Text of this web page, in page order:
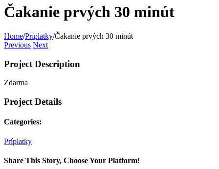
Čakanie prvých 30 minút
Home/Príplatky/Čakanie prvých 30 minút
Previous Next
Project Description
Zdarma
Project Details
Categories:
Príplatky
Share This Story, Choose Your Platform!